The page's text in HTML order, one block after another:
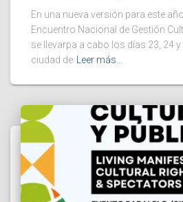
En una nueva versión para este
Encuentro Nacional de Gestión
se llevarpa a cabo los días 23, 24 y
ciudad de
Leer más…